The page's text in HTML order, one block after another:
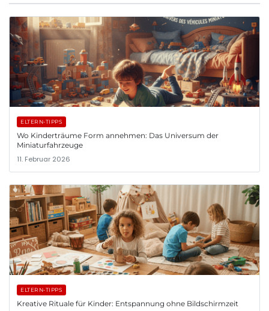
ELTERN-TIPPS
Wo Kinderträume Form annehmen: Das Universum der
Miniaturfahrzeuge
11. Februar 2026
ELTERN-TIPPS
Kreative Rituale für Kinder: Entspannung ohne Bildschirmzeit